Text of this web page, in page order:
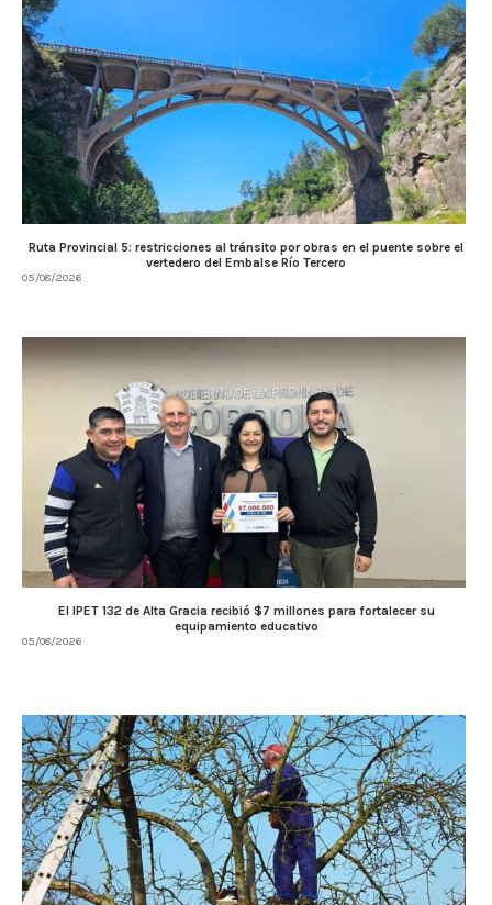
Ruta Provincial 5: restricciones al tránsito por obras en el puente sobre el
vertedero del Embalse Río Tercero
05/08/2026
El IPET 132 de Alta Gracia recibió $7 millones para fortalecer su
equipamiento educativo
05/08/2026